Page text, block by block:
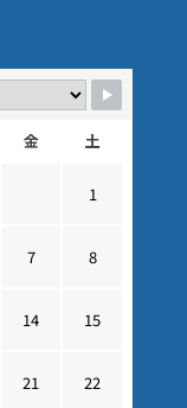
金 土
1
7 8
14 15
21 22